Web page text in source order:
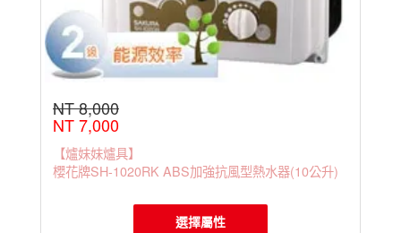
NT 8,000
NT 7,000
【爐妹妹爐具】
櫻花牌SH-1020RK ABS加強抗風型熱水器(10公升)
選擇屬性